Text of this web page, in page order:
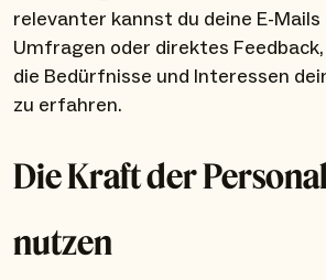
relevanter kannst du deine E-
Umfragen oder direktes
die Bedürfnisse und Interessen
zu erfahren.
Die Kraft der
nutzen